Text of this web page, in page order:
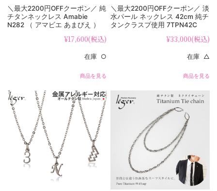
＼最大2200円OFFクーポン／ 純
チタンネックレス Amabie
N282 （ アマビエ あまびえ ）
¥17,600(税込)
在庫 ○
商品を見る
＼最大2200円OFFクーポン／ 淡
水パール ネックレス 42cm 純チ
タンクラスプ使用 7TPN42C
¥33,000(税込)
在庫 △
商品を見る